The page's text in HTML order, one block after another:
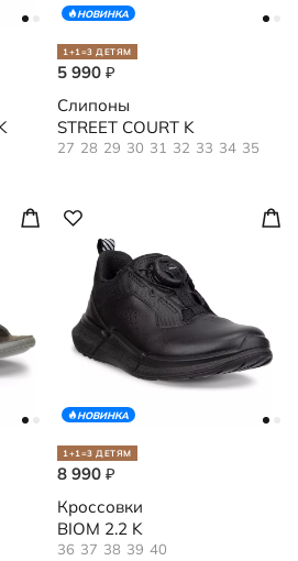
НОВИНКА
1+1=3 ДЕТЯМ
5 990 ₽
Слипоны
STREET COURT K
27 28 29 30 31 32 33 34 35
НОВИНКА
1+1=3 ДЕТЯМ
8 990 ₽
Кроссовки
BIOM 2.2 K
36 37 38 39 40